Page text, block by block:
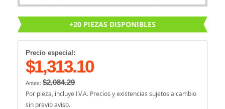
+20 PIEZAS DISPONIBLES
Precio especial:
$1,313.10
Antes: $2,084.29
Por pieza, incluye I.V.A. Precios y existencias sujetos a cambio
sin previo aviso.